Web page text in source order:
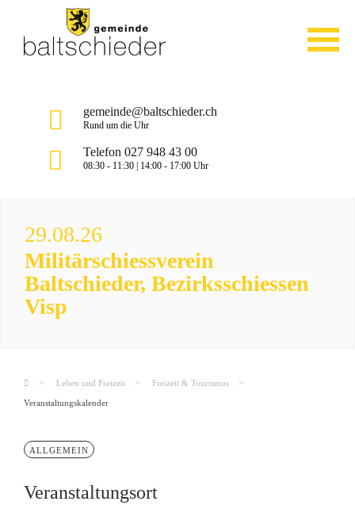
gemeinde@baltschieder.ch
Rund um die Uhr
Telefon 027 948 43 00
08:30 - 11:30 | 14:00 - 17:00 Uhr
29.08.26
Militärschiessverein
Baltschieder, Bezirksschiessen
Visp
Leben und Freizeit Freizeit & Tourismus
Veranstaltungskalender
ALLGEMEIN
Veranstaltungsort